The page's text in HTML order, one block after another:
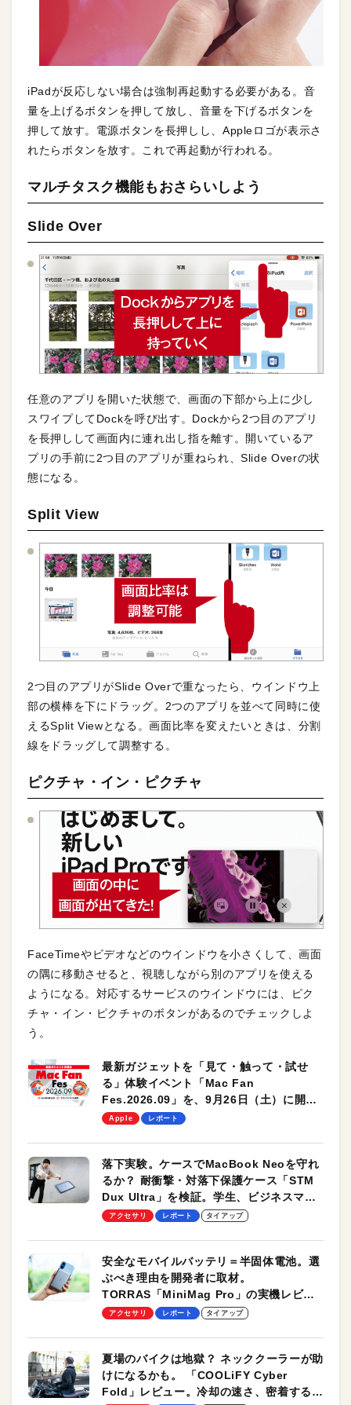
iPadが反応しない場合は強制再起動する必要がある。音
量を上げるボタンを押して放し、音量を下げるボタンを
押して放す。電源ボタンを長押しし、Appleロゴが表示さ
れたらボタンを放す。これで再起動が行われる。
マルチタスク機能もおさらいしよう
Slide Over
任意のアプリを開いた状態で、画面の下部から上に少し
スワイプしてDockを呼び出す。Dockから2つ目のアプリ
を長押しして画面内に連れ出し指を離す。開いているア
プリの手前に2つ目のアプリが重ねられ、Slide Overの状
態になる。
Split View
2つ目のアプリがSlide Overで重なったら、ウインドウ上
部の横棒を下にドラッグ。2つのアプリを並べて同時に使
えるSplit Viewとなる。画面比率を変えたいときは、分割
線をドラッグして調整する。
ピクチャ・イン・ピクチャ
FaceTimeやビデオなどのウインドウを小さくして、画面
の隅に移動させると、視聴しながら別のアプリを使える
ようになる。対応するサービスのウインドウには、ピク
チャ・イン・ピクチャのボタンがあるのでチェックしよ
う。
最新ガジェットを「見て・触って・試せ
る」体験イベント「Mac Fan
Fes.2026.09」を、9月26日（土）に開催
します！
Apple レポート
落下実験。ケースでMacBook Neoを守れ
るか？ 耐衝撃・対落下保護ケース「STM
Dux Ultra」を検証。学生、ビジネスマン
のモバイルユースに最適！
アクセサリ レポート タイアップ
安全なモバイルバッテリ＝半固体電池。選
ぶべき理由を開発者に取材。
TORRAS「MiniMag Pro」の実機レビュ
ーも
アクセサリ レポート タイアップ
夏場のバイクは地獄？ ネッククーラーが助
けになるかも。 「COOLiFY Cyber
Fold」レビュー。冷却の速さ、密着する冷